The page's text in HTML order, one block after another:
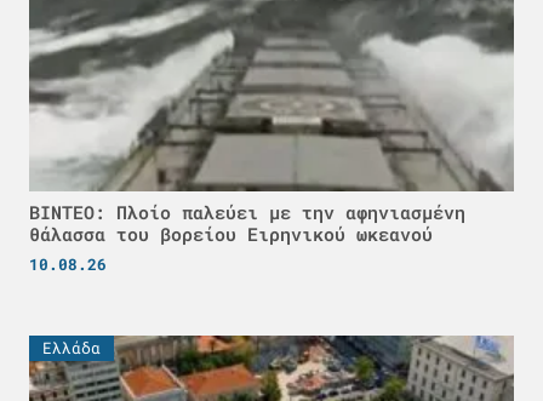
ΒΙΝΤΕΟ: Πλοίο παλεύει με την αφηνιασμένη
θάλασσα του βορείου Ειρηνικού ωκεανού
10.08.26
Ελλάδα